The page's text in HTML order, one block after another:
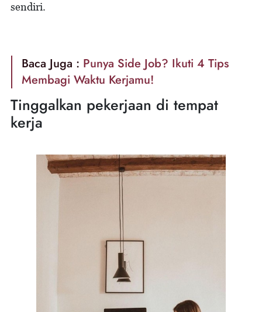
sendiri.
Baca Juga : Punya Side Job? Ikuti 4 Tips
Membagi Waktu Kerjamu!
Tinggalkan pekerjaan di tempat
kerja